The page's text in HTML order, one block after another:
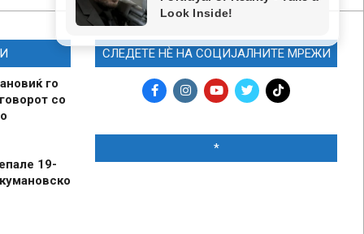
го
со
19-
СЛЕДЕТЕ НЀ НА СОЦИЈАЛНИТЕ МРЕЖИ
*